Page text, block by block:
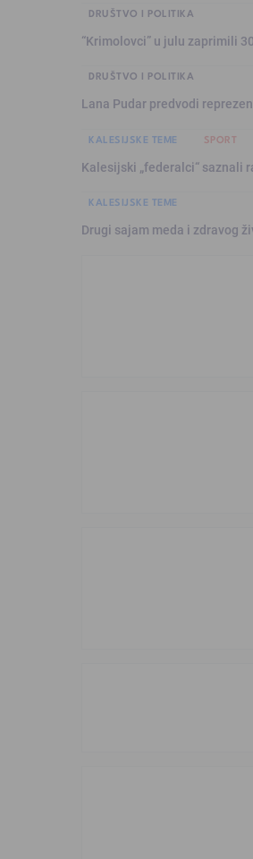
DRUŠTVO I POLITIKA
“Krimolovci” u julu zaprimili
DRUŠTVO I POLITIKA
Lana Pudar predvodi
KALESIJSKE TEME SPORT
Kalesijski „federalci“ saznali
KALESIJSKE TEME
Drugi sajam meda i zdravog